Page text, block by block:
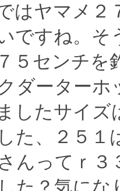
はヤマメ２
ですね。そ
５センチを
ダーターホ
したサイ
た、２５１
んってｒ